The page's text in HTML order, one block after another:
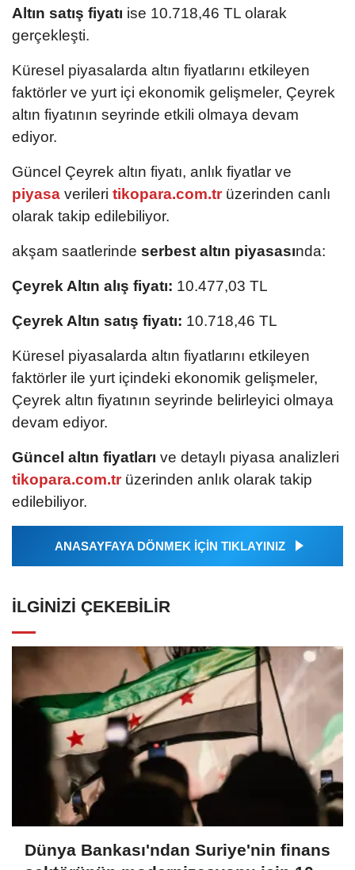
Altın satış fiyatı ise 10.718,46 TL olarak
gerçekleşti.
Küresel piyasalarda altın fiyatlarını etkileyen
faktörler ve yurt içi ekonomik gelişmeler, Çeyrek
altın fiyatının seyrinde etkili olmaya devam
ediyor.
Güncel Çeyrek altın fiyatı, anlık fiyatlar ve
piyasa verileri tikopara.com.trüzerinden canlı
olarak takip edilebiliyor.
akşam saatlerinde serbest altın piyasasında:
Çeyrek Altın alış fiyatı: 10.477,03 TL
Çeyrek Altın satış fiyatı: 10.718,46 TL
Küresel piyasalarda altın fiyatlarını etkileyen
faktörler ile yurt içindeki ekonomik gelişmeler,
Çeyrek altın fiyatının seyrinde belirleyici olmaya
devam ediyor.
Güncel altın fiyatları ve detaylı piyasa analizleri
tikopara.com.trüzerinden anlık olarak takip
edilebiliyor.
ANASAYFAYA DÖNMEK İÇİN TIKLAYINIZ
İLGINIZI ÇEKEBILIR
Dünya Bankası'ndan Suriye'nin finans